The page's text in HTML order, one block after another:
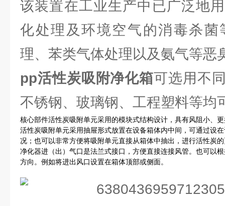
该装置在工业生产中已广泛地
化处理及环境空气的消毒杀菌
理、苯类气体处理以及氨气等恶
pp活性炭吸附净化箱可选用不
不锈钢、玻璃钢、工程塑料等均
核心部件活性炭吸附单元采用的模块式结构设计，具有风阻小、
活性炭吸附单元采用抽屉形式放置在设备箱体内中间，可通过设
况；也可以非常方便将吸附单元直接从箱体中抽出，进行活性炭
净化器进（出）气口是法兰式接口，方便直接连接风管。也可以
方向。例如将进出风口设置在箱体顶部或侧面。